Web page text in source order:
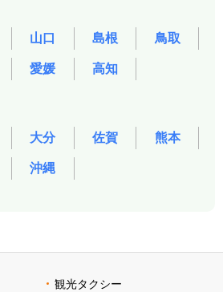
山口 島根 鳥取
愛媛 高知
大分 佐賀 熊本
沖縄
観光タクシー